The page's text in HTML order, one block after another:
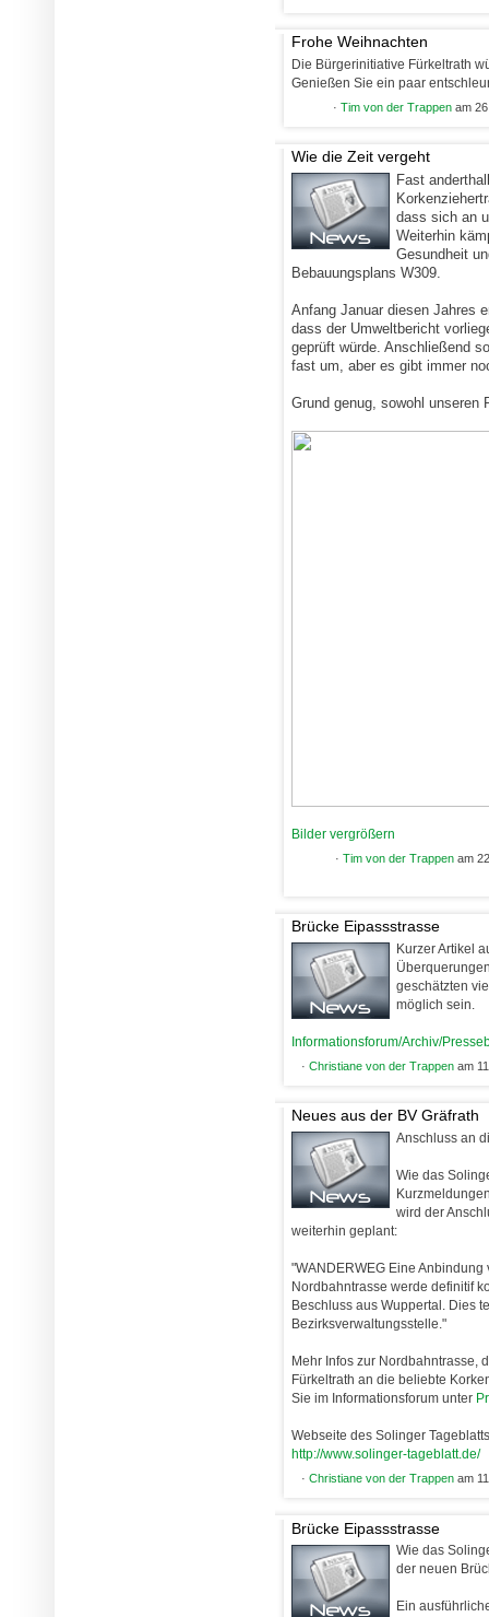
Frohe Weihnachten
Die Bürgerinitiative Fürkeltrath
Genießen Sie ein paar
· Tim von der Trappen am
Wie die Zeit vergeht
Fast
dass sich an
Weiterhin
Gesundheit
Bebauungsplans W309.
Anfang Januar diesen Jahres
dass der Umweltbericht
geprüft würde. Anschließend
fast um, aber es gibt immer
Grund genug, sowohl unseren
Bilder vergrößern
· Tim von der Trappen am
Brücke Eipassstrasse
Kurzer Artikel
geschätzten
möglich sein.
Informationsforum/Archiv/
· Christiane von der Trappen am
Neues aus der BV Gräfrath
Anschluss an
Wie das
wird der
weiterhin geplant:
"WANDERWEG Eine
Nordbahntrasse werde definitif
Beschluss aus Wuppertal. Dies
Bezirksverwaltungsstelle."
Mehr Infos zur Nordbahntrasse,
Fürkeltrath an die beliebte
Sie im Informationsforum unter
Webseite des Solinger Tageblatts
http://www.solinger-tageblatt.de/
· Christiane von der Trappen am
Brücke Eipassstrasse
Wie das
der neuen
Ein